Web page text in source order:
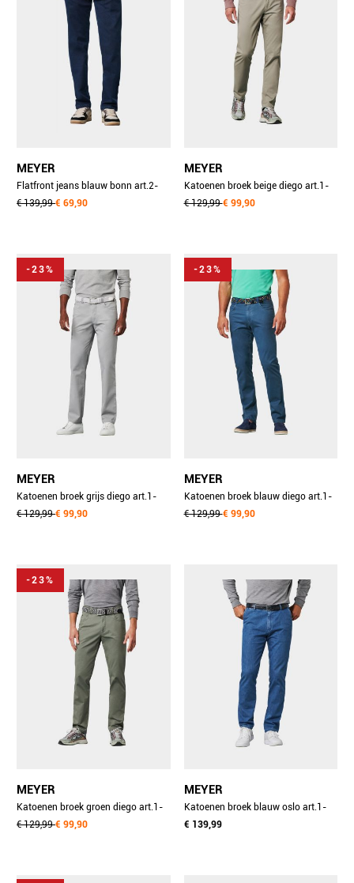
MEYER
Flatfront jeans blauw bonn art.2-
4545 1022454500/18
€ 139,99€ 69,90
MEYER
Katoenen broek beige diego art.1-
5054 3061505400/33
€ 129,99€ 99,90
-23%
MEYER
Katoenen broek grijs diego art.1-
5054 3061505400/05
€ 129,99€ 99,90
-23%
MEYER
Katoenen broek blauw diego art.1-
5054 3061505400/16
€ 129,99€ 99,90
-23%
MEYER
Katoenen broek groen diego art.1-
5054 3061505400/25
€ 129,99€ 99,90
MEYER
Katoenen broek blauw oslo art.1-
4122 2231412200/16
€ 139,99